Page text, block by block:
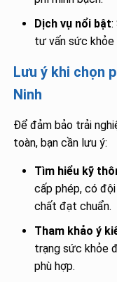
Dịch vụ nổi bật:
tư vấn sức khỏe
Lưu ý khi chọn
Ninh
Để đảm bảo trải
toàn, bạn cần lưu ý:
Tìm hiểu kỹ
cấp phép, có
chất đạt chuẩn.
Tham khảo ý
trạng sức khỏe
phù hợp.